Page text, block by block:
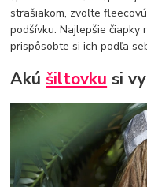
strašiakom, zvoľte
podšívku. Najlepšie
prispôsobte si ich podľa
Akú šiltovku si